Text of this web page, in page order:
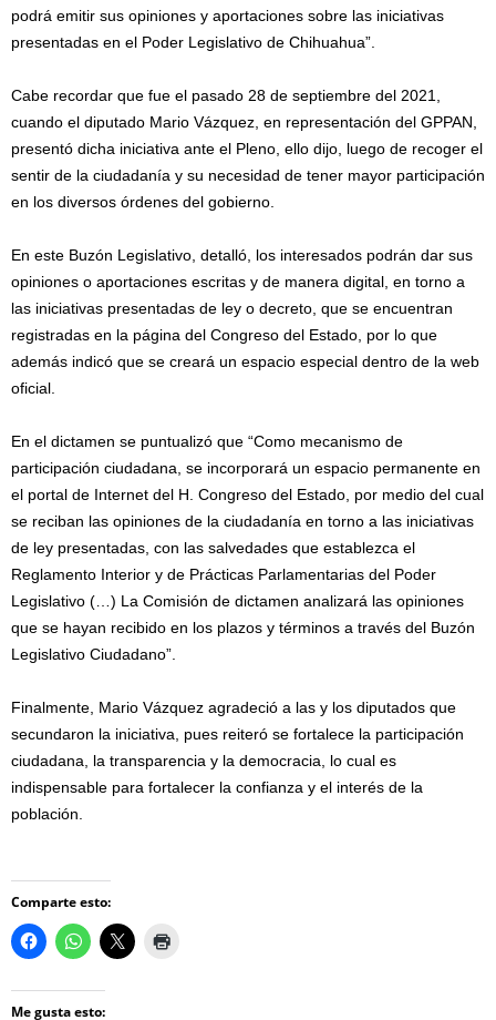
podrá emitir sus opiniones y aportaciones sobre las iniciativas
presentadas en el Poder Legislativo de Chihuahua”.
Cabe recordar que fue el pasado 28 de septiembre del 2021,
cuando el diputado Mario Vázquez, en representación del GPPAN,
presentó dicha iniciativa ante el Pleno, ello dijo, luego de recoger el
sentir de la ciudadanía y su necesidad de tener mayor participación
en los diversos órdenes del gobierno.
En este Buzón Legislativo, detalló, los interesados podrán dar sus
opiniones o aportaciones escritas y de manera digital, en torno a
las iniciativas presentadas de ley o decreto, que se encuentran
registradas en la página del Congreso del Estado, por lo que
además indicó que se creará un espacio especial dentro de la web
oficial.
En el dictamen se puntualizó que “Como mecanismo de
participación ciudadana, se incorporará un espacio permanente en
el portal de Internet del H. Congreso del Estado, por medio del cual
se reciban las opiniones de la ciudadanía en torno a las iniciativas
de ley presentadas, con las salvedades que establezca el
Reglamento Interior y de Prácticas Parlamentarias del Poder
Legislativo (…) La Comisión de dictamen analizará las opiniones
que se hayan recibido en los plazos y términos a través del Buzón
Legislativo Ciudadano”.
Finalmente, Mario Vázquez agradeció a las y los diputados que
secundaron la iniciativa, pues reiteró se fortalece la participación
ciudadana, la transparencia y la democracia, lo cual es
indispensable para fortalecer la confianza y el interés de la
población.
Comparte esto:
Me gusta esto: